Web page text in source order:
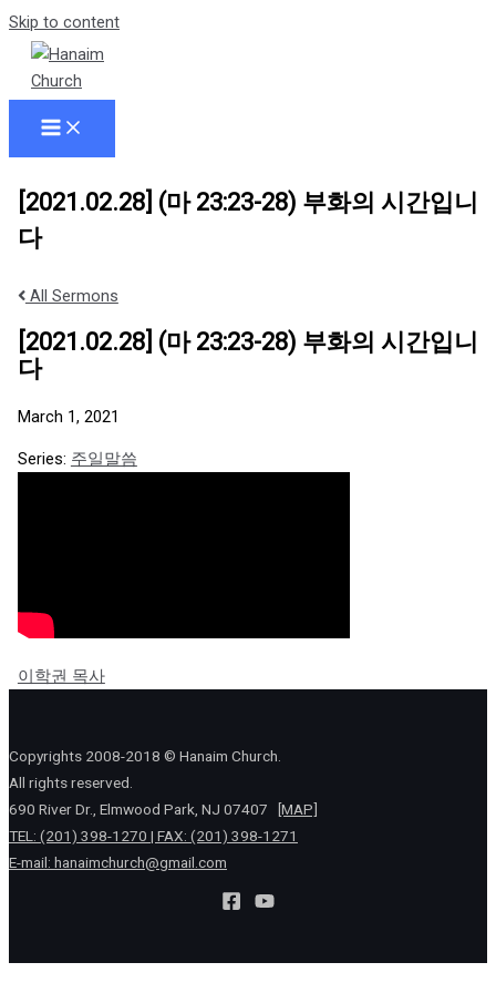
Skip to content
[2021.02.28] (마 23:23-28) 부화의 시간입니
다
All Sermons
[2021.02.28] (마 23:23-28) 부화의 시간입니
다
March 1, 2021
Series: 주일말씀
이학권 목사
Copyrights 2008-2018 © Hanaim Church.
All rights reserved.
690 River Dr., Elmwood Park, NJ 07407
[MAP]
TEL: (201) 398-1270 | FAX: (201) 398-1271
E-mail: hanaimchurch@gmail.com